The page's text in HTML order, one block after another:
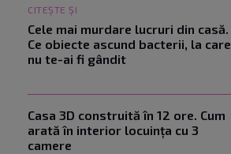
CITEȘTE ȘI
Cele mai murdare lucruri din casă.
Ce obiecte ascund bacterii, la care
nu te-ai fi gândit
Casa 3D construită în 12 ore. Cum
arată în interior locuința cu 3
camere